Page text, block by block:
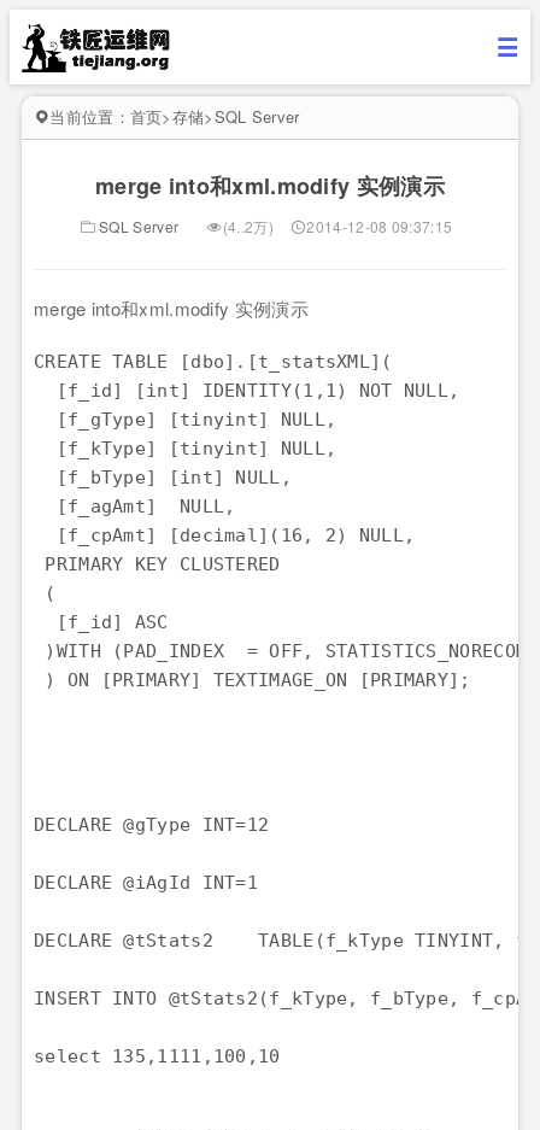
当前位置： 首页>存储>SQL Server
merge into和xml.modify 实例演示
SQL Server (4..2万) 2014-12-08 09:37:15
merge into和xml.modify 实例演示
CREATE TABLE [dbo].[t_statsXML](
  [f_id] [int] IDENTITY(1,1) NOT NULL,
  [f_gType] [tinyint] NULL,
  [f_kType] [tinyint] NULL,
  [f_bType] [int] NULL,
  [f_agAmt]  NULL,
  [f_cpAmt] [decimal](16, 2) NULL,
PRIMARY KEY CLUSTERED
(
  [f_id] ASC
)WITH (PAD_INDEX  = OFF,
) ON [PRIMARY] TEXTIMAGE_ON [PRIMARY];
DECLARE @gType INT=12
DECLARE @iAgId INT=1
DECLARE @tStats2    TABLE(f_kType TINYINT,
INSERT INTO @tStats2(f_kType, f_bType,
select 135,1111,100,10